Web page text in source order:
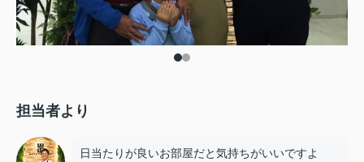
担当者より
日当たりが良いお部屋だと気持ちがいいですよ